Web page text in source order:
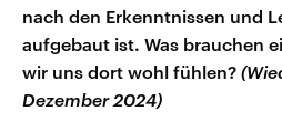
nach den Erkenntnissen und
aufgebaut ist. Was brauchen
wir uns dort wohl fühlen?
Dezember 2024)